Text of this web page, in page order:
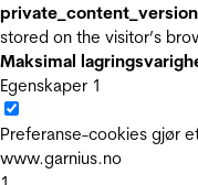
private_content_version
stored on the visitor’s
Maksimal
Egenskaper 1
Preferanse-cookies gjør
www.garnius.no